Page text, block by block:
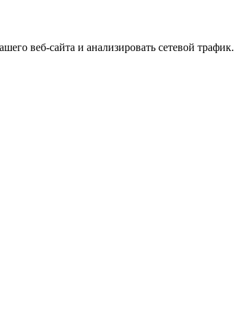
веб-сайта и анализировать сетевой трафик.